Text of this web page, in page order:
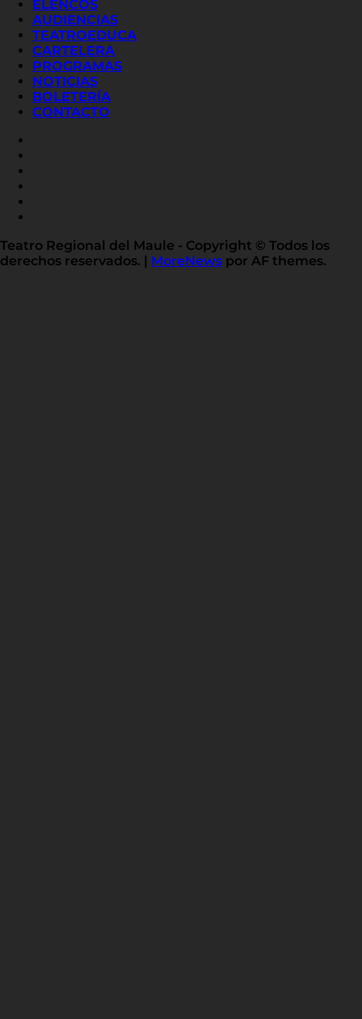
ELENCOS
AUDIENCIAS
TEATROEDUCA
CARTELERA
PROGRAMAS
NOTICIAS
BOLETERÍA
CONTACTO
Teatro Regional del Maule - Copyright © Todos los
derechos reservados.
MoreNews por AF themes.